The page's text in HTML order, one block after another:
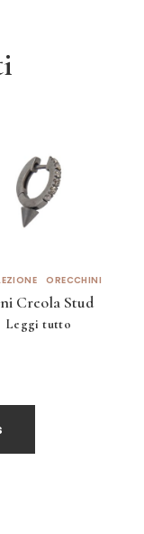
ORECCHINI
Creola Stud
Leggi tutto